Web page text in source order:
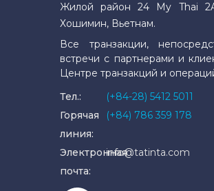
Жилой район 24 My Thai
Хошимин, Вьетнам.
Все транзакции,
встречи с партнерами и
Центре транзакций и
Тел.:
(+84-28) 5412 5011
Горячая
линия:
(+84) 786 359 178
Электронная
почта:
info@tatinta.com